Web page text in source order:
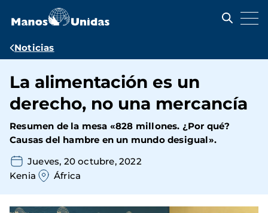
contenido
Ruta
navegación
Noticias
La alimentación es un
derecho, no una mercancía
Resumen de la mesa «828 millones. ¿Por qué?
Causas del hambre en un mundo desigual».
Jueves, 20 octubre, 2022
Kenia
África